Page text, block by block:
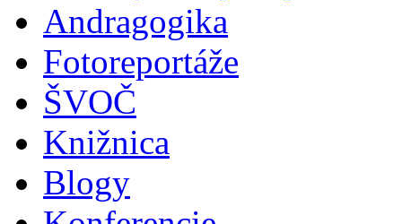
Andragogika
Fotoreportáže
ŠVOČ
Knižnica
Blogy